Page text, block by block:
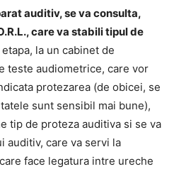
auditiv, se va consulta,
care va stabili tipul de
la un cabinet de
teste audiometrice, care vor
protezarea (de obicei, se
sunt sensibil mai bune),
tip de proteza auditiva si se va
auditiv, care va servi la
face legatura intre ureche